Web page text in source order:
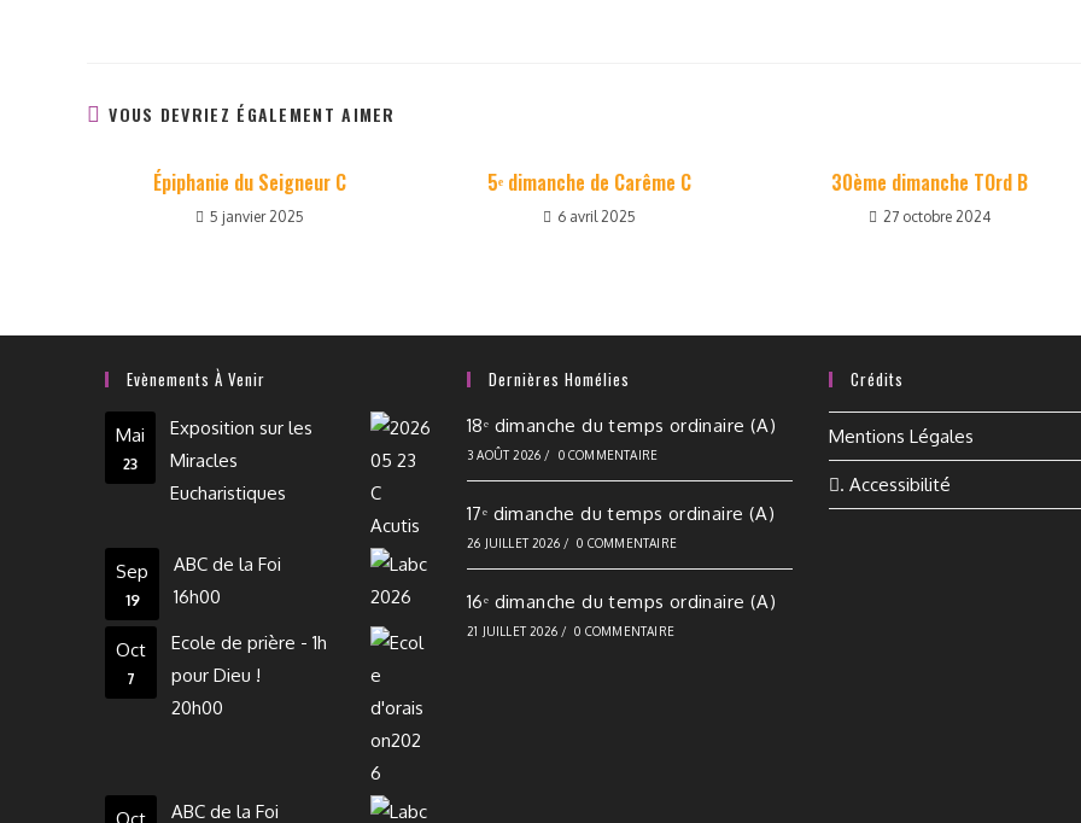
VOUS DEVRIEZ ÉGALEMENT AIMER
Épiphanie du Seigneur C
5 janvier 2025
5ᵉ dimanche de Carême C
6 avril 2025
30ème dimanche TOrd B
27 octobre 2024
Evènements À Venir
Mai
23
Exposition sur les
Miracles
Eucharistiques
Sep
19
ABC de la Foi
16h00
Oct
7
Ecole de prière - 1h
pour Dieu !
20h00
ABC de la Foi
Dernières Homélies
18ᵉ dimanche du temps ordinaire (A)
3 AOÛT 2026 / 0 COMMENTAIRE
17ᵉ dimanche du temps ordinaire (A)
26 JUILLET 2026 / 0 COMMENTAIRE
16ᵉ dimanche du temps ordinaire (A)
21 JUILLET 2026 / 0 COMMENTAIRE
Crédits
Mentions Légales
. Accessibilité